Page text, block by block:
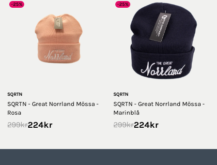
-25%
SQRTN
SQRTN - Great Norrland Mössa -
Rosa
299kr224kr
-25%
SQRTN
SQRTN - Great Norrland Mössa -
Marinblå
299kr224kr